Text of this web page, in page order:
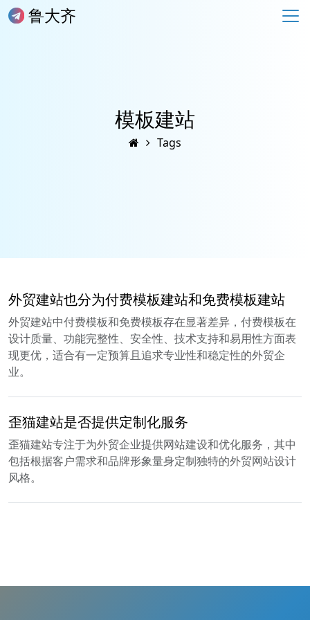
鲁大齐
模板建站
Tags
外贸建站也分为付费模板建站和免费模板建站
外贸建站中付费模板和免费模板存在显著差异，付费模板在
设计质量、功能完整性、安全性、技术支持和易用性方面表
现更优，适合有一定预算且追求专业性和稳定性的外贸企
业。
歪猫建站是否提供定制化服务
歪猫建站专注于为外贸企业提供网站建设和优化服务，其中
包括根据客户需求和品牌形象量身定制独特的外贸网站设计
风格。